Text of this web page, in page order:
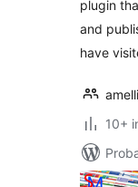
plugin
and
have
10+